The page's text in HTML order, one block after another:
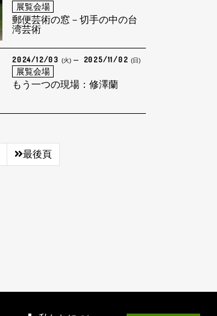
展覧会場
郵便芸術の窓－切手の中の台
湾芸術
2024/12/03 (火) 2025/11/02(日)
展覧会場
もう一つの現場：修澤蘭
最後頁